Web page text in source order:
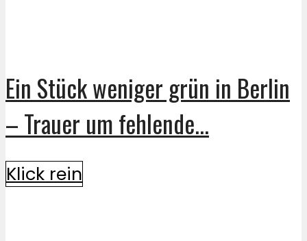
Ein Stück weniger grün in Berlin
– Trauer um fehlende...
Klick rein